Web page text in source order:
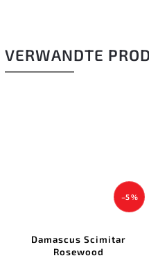
VERWANDTE
–5 %
Damascus Scimitar
Rosewood